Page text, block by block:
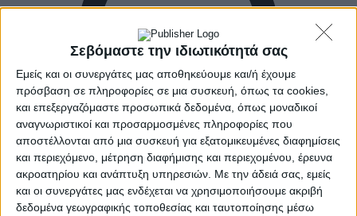
Σεβόμαστε την ιδιωτικότητά σας
Εμείς και οι συνεργάτες μας αποθηκεύουμε και/ή έχουμε
πρόσβαση σε πληροφορίες σε μια συσκευή, όπως τα cookies,
και επεξεργαζόμαστε προσωπικά δεδομένα, όπως μοναδικοί
αναγνωριστικοί και προσαρμοσμένες πληροφορίες που
αποστέλλονται από μια συσκευή για εξατομικευμένες διαφημίσεις
και περιεχόμενο, μέτρηση διαφήμισης και περιεχομένου, έρευνα
ακροατηρίου και ανάπτυξη υπηρεσιών. Με την άδειά σας, εμείς
και οι συνεργάτες μας ενδέχεται να χρησιμοποιήσουμε ακριβή
δεδομένα γεωγραφικής τοποθεσίας και ταυτοποίησης μέσω